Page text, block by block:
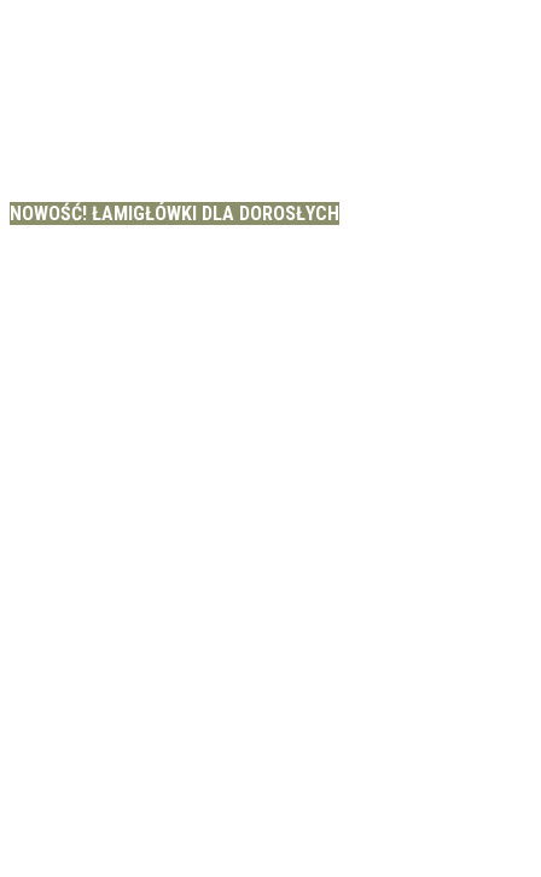
NOWOŚĆ! ŁAMIGŁÓWKI DLA DOROSŁYCH